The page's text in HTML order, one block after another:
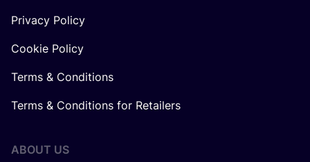
Privacy Policy
Cookie Policy
Terms & Conditions
Terms & Conditions for Retailers
ABOUT US